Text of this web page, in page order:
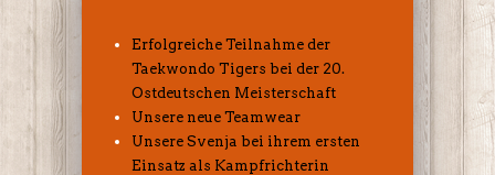
Erfolgreiche Teilnahme der
Taekwondo Tigers bei der 20.
Ostdeutschen Meisterschaft
Unsere neue Teamwear
Unsere Svenja bei ihrem ersten
Einsatz als Kampfrichterin